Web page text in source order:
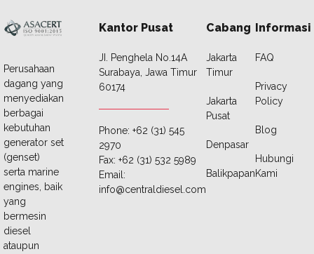
Perusahaan
dagang yang
menyediakan
berbagai
kebutuhan
generator set
(genset)
serta marine
engines, baik
yang
bermesin
diesel
ataupun
Kantor Pusat
JI. Penghela No.14A
Surabaya, Jawa Timur
60174
Phone: +62 (31) 545
2970
Fax: +62 (31) 532 5989
Email:
info@centraldiesel.com
Cabang
Jakarta
Timur
Jakarta
Pusat
Denpasar
Balikpapan
Informasi
FAQ
Privacy
Policy
Blog
Hubungi
Kami